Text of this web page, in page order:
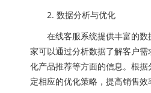
2. 数据分析与优化
在线客服系统提供丰富的数
家可以通过分析数据了解客户
化产品推荐等方面的信息。根
定相应的优化策略，提高销售效